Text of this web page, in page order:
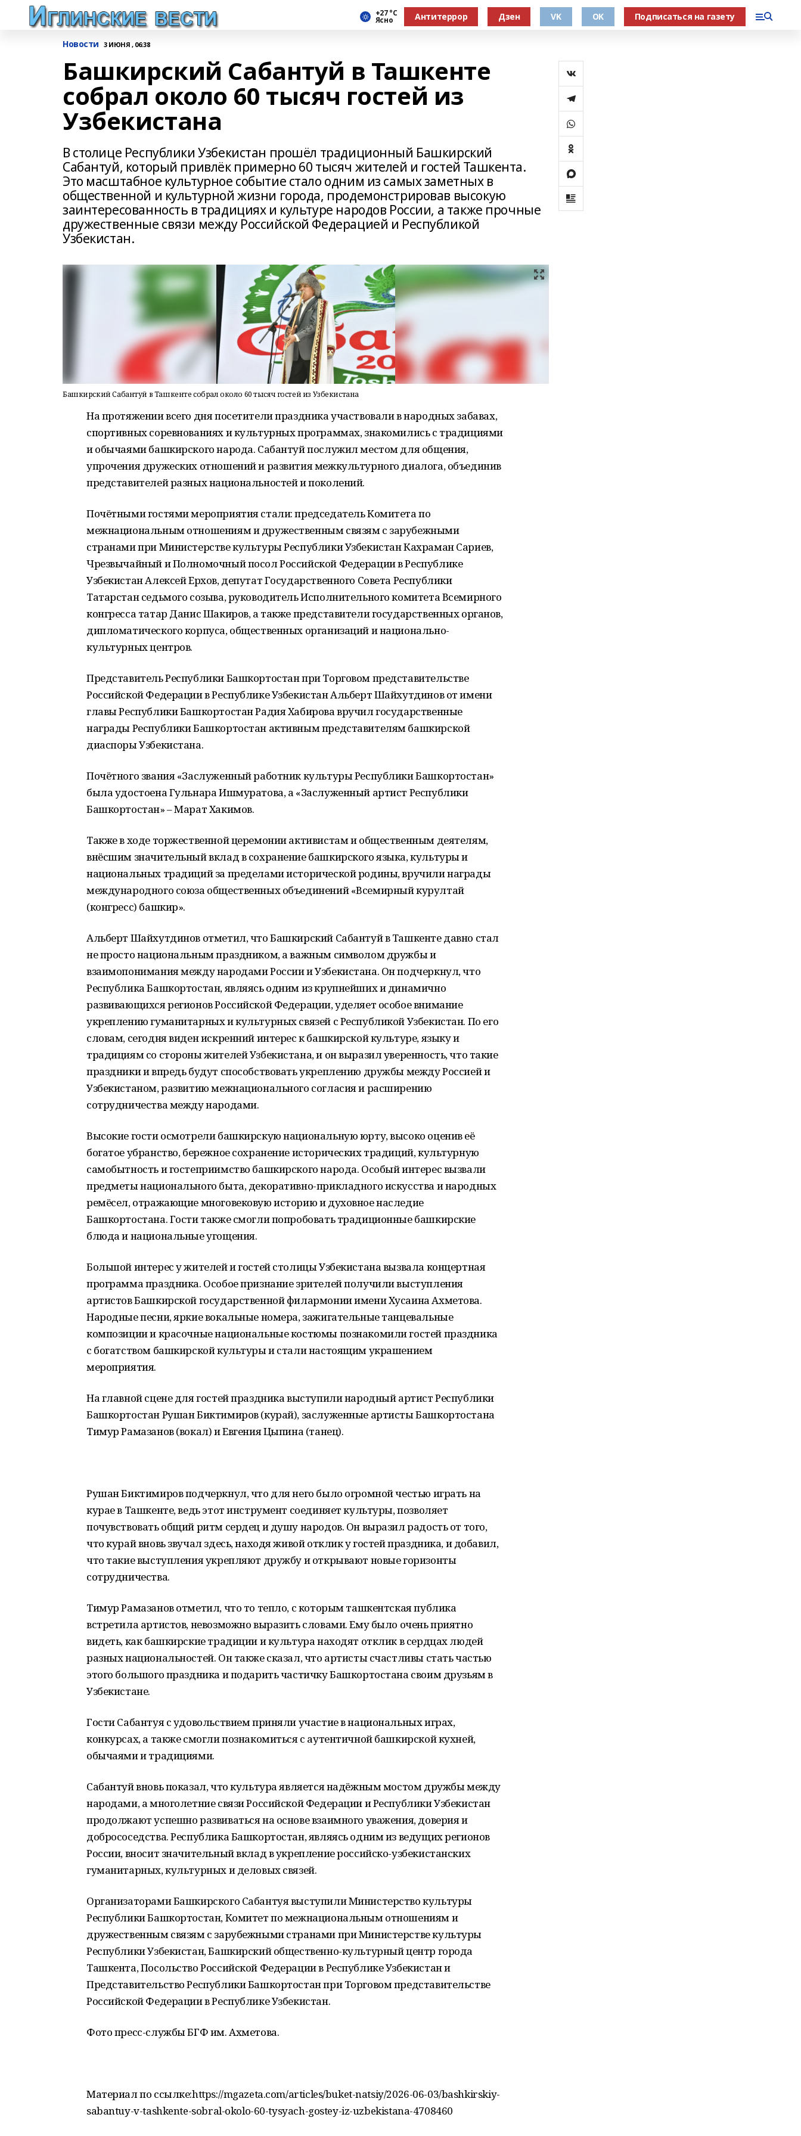
+27 °С
Ясно Антитеррор Дзен VK OK Подписаться на газету
Новости 3 ИЮНЯ , 06:38
Башкирский Сабантуй в Ташкенте
собрал около 60 тысяч гостей из
Узбекистана
В столице Республики Узбекистан прошёл традиционный Башкирский
Сабантуй, который привлёк примерно 60 тысяч жителей и гостей Ташкента.
Это масштабное культурное событие стало одним из самых заметных в
общественной и культурной жизни города, продемонстрировав высокую
заинтересованность в традициях и культуре народов России, а также прочные
дружественные связи между Российской Федерацией и Республикой
Узбекистан.
Башкирский Сабантуй в Ташкенте собрал около 60 тысяч гостей из Узбекистана
На протяжении всего дня посетители праздника участвовали в народных забавах,
спортивных соревнованиях и культурных программах, знакомились с традициями
и обычаями башкирского народа. Сабантуй послужил местом для общения,
упрочения дружеских отношений и развития межкультурного диалога, объединив
представителей разных национальностей и поколений.
Почётными гостями мероприятия стали: председатель Комитета по
межнациональным отношениям и дружественным связям с зарубежными
странами при Министерстве культуры Республики Узбекистан Кахраман Сариев,
Чрезвычайный и Полномочный посол Российской Федерации в Республике
Узбекистан Алексей Ерхов, депутат Государственного Совета Республики
Татарстан седьмого созыва, руководитель Исполнительного комитета Всемирного
конгресса татар Данис Шакиров, а также представители государственных органов,
дипломатического корпуса, общественных организаций и национально-
культурных центров.
Представитель Республики Башкортостан при Торговом представительстве
Российской Федерации в Республике Узбекистан Альберт Шайхутдинов от имени
главы Республики Башкортостан Радия Хабирова вручил государственные
награды Республики Башкортостан активным представителям башкирской
диаспоры Узбекистана.
Почётного звания «Заслуженный работник культуры Республики Башкортостан»
была удостоена Гульнара Ишмуратова, а «Заслуженный артист Республики
Башкортостан» – Марат Хакимов.
Также в ходе торжественной церемонии активистам и общественным деятелям,
внёсшим значительный вклад в сохранение башкирского языка, культуры и
национальных традиций за пределами исторической родины, вручили награды
международного союза общественных объединений «Всемирный курултай
(конгресс) башкир».
Альберт Шайхутдинов отметил, что Башкирский Сабантуй в Ташкенте давно стал
не просто национальным праздником, а важным символом дружбы и
взаимопонимания между народами России и Узбекистана. Он подчеркнул, что
Республика Башкортостан, являясь одним из крупнейших и динамично
развивающихся регионов Российской Федерации, уделяет особое внимание
укреплению гуманитарных и культурных связей с Республикой Узбекистан. По его
словам, сегодня виден искренний интерес к башкирской культуре, языку и
традициям со стороны жителей Узбекистана, и он выразил уверенность, что такие
праздники и впредь будут способствовать укреплению дружбы между Россией и
Узбекистаном, развитию межнационального согласия и расширению
сотрудничества между народами.
Высокие гости осмотрели башкирскую национальную юрту, высоко оценив её
богатое убранство, бережное сохранение исторических традиций, культурную
самобытность и гостеприимство башкирского народа. Особый интерес вызвали
предметы национального быта, декоративно-прикладного искусства и народных
ремёсел, отражающие многовековую историю и духовное наследие
Башкортостана. Гости также смогли попробовать традиционные башкирские
блюда и национальные угощения.
Большой интерес у жителей и гостей столицы Узбекистана вызвала концертная
программа праздника. Особое признание зрителей получили выступления
артистов Башкирской государственной филармонии имени Хусаина Ахметова.
Народные песни, яркие вокальные номера, зажигательные танцевальные
композиции и красочные национальные костюмы познакомили гостей праздника
с богатством башкирской культуры и стали настоящим украшением
мероприятия.
На главной сцене для гостей праздника выступили народный артист Республики
Башкортостан Рушан Биктимиров (курай), заслуженные артисты Башкортостана
Тимур Рамазанов (вокал) и Евгения Цыпина (танец).
Рушан Биктимиров подчеркнул, что для него было огромной честью играть на
курае в Ташкенте, ведь этот инструмент соединяет культуры, позволяет
почувствовать общий ритм сердец и душу народов. Он выразил радость от того,
что курай вновь звучал здесь, находя живой отклик у гостей праздника, и добавил,
что такие выступления укрепляют дружбу и открывают новые горизонты
сотрудничества.
Тимур Рамазанов отметил, что то тепло, с которым ташкентская публика
встретила артистов, невозможно выразить словами. Ему было очень приятно
видеть, как башкирские традиции и культура находят отклик в сердцах людей
разных национальностей. Он также сказал, что артисты счастливы стать частью
этого большого праздника и подарить частичку Башкортостана своим друзьям в
Узбекистане.
Гости Сабантуя с удовольствием приняли участие в национальных играх,
конкурсах, а также смогли познакомиться с аутентичной башкирской кухней,
обычаями и традициями.
Сабантуй вновь показал, что культура является надёжным мостом дружбы между
народами, а многолетние связи Российской Федерации и Республики Узбекистан
продолжают успешно развиваться на основе взаимного уважения, доверия и
добрососедства. Республика Башкортостан, являясь одним из ведущих регионов
России, вносит значительный вклад в укрепление российско-узбекистанских
гуманитарных, культурных и деловых связей.
Организаторами Башкирского Сабантуя выступили Министерство культуры
Республики Башкортостан, Комитет по межнациональным отношениям и
дружественным связям с зарубежными странами при Министерстве культуры
Республики Узбекистан, Башкирский общественно-культурный центр города
Ташкента, Посольство Российской Федерации в Республике Узбекистан и
Представительство Республики Башкортостан при Торговом представительстве
Российской Федерации в Республике Узбекистан.
Фото пресс-службы БГФ им. Ахметова.
Материал по ссылке:https://mgazeta.com/articles/buket-natsiy/2026-06-03/bashkirskiy-
sabantuy-v-tashkente-sobral-okolo-60-tysyach-gostey-iz-uzbekistana-4708460